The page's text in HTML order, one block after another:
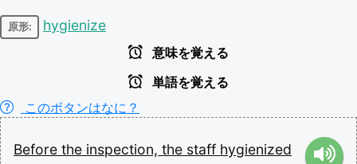
原形: hygienize
意味を覚える
単語を覚える
このボタンはなに？
Before the inspection, the staff hygienized